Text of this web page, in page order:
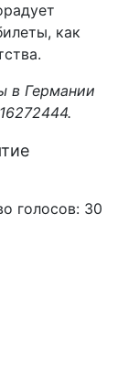
как
в Германии
голосов: 30